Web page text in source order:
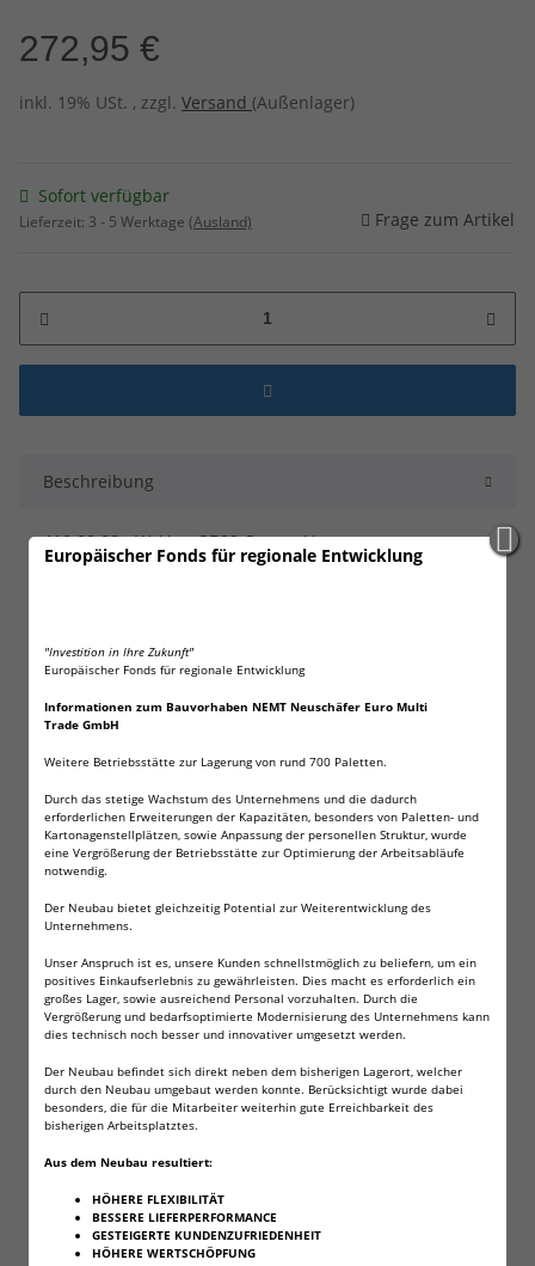
Europäischer Fonds für regionale Entwicklung
"Investition in Ihre Zukunft"
Europäischer Fonds für regionale Entwicklung
Informationen zum Bauvorhaben NEMT Neuschäfer Euro Multi
Trade GmbH
Weitere Betriebsstätte zur Lagerung von rund 700 Paletten.
Durch das stetige Wachstum des Unternehmens und die dadurch
erforderlichen Erweiterungen der Kapazitäten, besonders von Paletten- und
Kartonagenstellplätzen, sowie Anpassung der personellen Struktur, wurde
eine Vergrößerung der Betriebsstätte zur Optimierung der Arbeitsabläufe
notwendig.
Der Neubau bietet gleichzeitig Potential zur Weiterentwicklung des
Unternehmens.
Unser Anspruch ist es, unsere Kunden schnellstmöglich zu beliefern, um ein
positives Einkaufserlebnis zu gewährleisten. Dies macht es erforderlich ein
großes Lager, sowie ausreichend Personal vorzuhalten. Durch die
Vergrößerung und bedarfsoptimierte Modernisierung des Unternehmens kann
dies technisch noch besser und innovativer umgesetzt werden.
Der Neubau befindet sich direkt neben dem bisherigen Lagerort, welcher
durch den Neubau umgebaut werden konnte. Berücksichtigt wurde dabei
besonders, die für die Mitarbeiter weiterhin gute Erreichbarkeit des
bisherigen Arbeitsplatztes.
Aus dem Neubau resultiert:
HÖHERE FLEXIBILITÄT
BESSERE LIEFERPERFORMANCE
GESTEIGERTE KUNDENZUFRIEDENHEIT
HÖHERE WERTSCHÖPFUNG
272,95 €
inkl. 19% USt. , zzgl. Versand (Außenlager)
Sofort verfügbar
Lieferzeit: 3 - 5 Werktage (Ausland) Frage zum Artikel
Beschreibung
416.00.08 - Walther CP88 Competition
cal. 4,5 mm (.177) Diabolo
- 4,5 mm (.177) Diabolo, CO₂, < 4,0 J, Nickel-Finish
Nachbau der Walther P88 Einzug in das Umarex-
Sortiment. Sie ist auch die erste CO₂-Pistole im Hause,
die Diabolos verschoss und setzte damit einen wahren
Meilenstein der Unternehmensgeschichte. Präzision,
Druckluftwaffen und überzeugten damals wie heute
Sport- und Freizeitschützen.
Erfolgsentscheidend ist das leistungsoptimierte System,
das auf ein 8-schüssiges Trommelmagazin setzt.
Anders als bei vielen Pistolen sitzt es nicht im Griff,
sondern wird direkt im zweigeteilten Schlitten am Lauf
Zuführung der Diabolos in den gezogenen Lauf. Die
treibende Kraft liefert eine 12 g CO₂-Kapsel.
Der Competition-Lauf entlockt der Walther CP88 letzte
mm statt 90 mm geführt.
Energiestufe (E₀)
< 4,0 J
Geschossgeschwindigkeit
(V₀)
Kaliber